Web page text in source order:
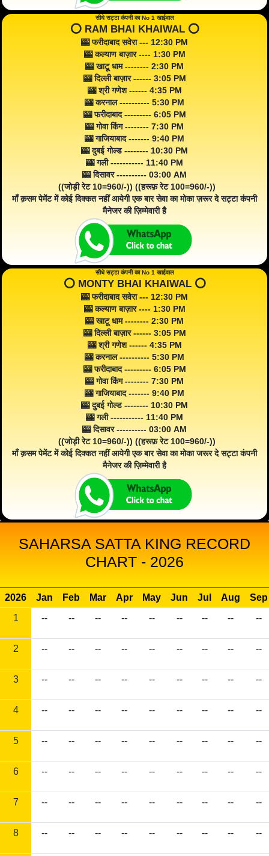
सीधे सट्टा कंपनी का No 1 खाईवाल
⭕️ RAM BHAI KHAIWAL ⭕️
🎰 फरीदाबाद सवेरा --- 12:30 PM
🎰 कल्याण बाज़ार ---- 1:30 PM
🎰 खाटू धाम -------- 2:30 PM
🎰 दिल्ली बाज़ार ------ 3:05 PM
🎰 श्री गणेश ------ 4:35 PM
🎰 करनाल ---------- 5:30 PM
🎰 फरीदाबाद --------- 6:05 PM
🎰 गोवा किंग -------- 7:30 PM
🎰 गाजियाबाद ------- 9:40 PM
🎰 दुबई गोल्ड -------- 10:30 PM
🎰 गली ----------- 11:40 PM
🎰 दिसावर ---------- 03:00 AM
((जोड़ी रेट 10=960/-)) ((हरूफ़ रेट 100=960/-))
माँ क़सम पेमेंट में कोई दिक्कत नहीं आयेगी एक बार सेवा का मोका ज़रूर दे सट्टा कंपनी
मैनेजर की ज़िम्मेवारी है
सीधे सट्टा कंपनी का No 1 खाईवाल
⭕️ MONTY BHAI KHAIWAL ⭕️
🎰 फरीदाबाद सवेरा --- 12:30 PM
🎰 कल्याण बाज़ार ---- 1:30 PM
🎰 खाटू धाम -------- 2:30 PM
🎰 दिल्ली बाज़ार ------ 3:05 PM
🎰 श्री गणेश ------ 4:35 PM
🎰 करनाल ---------- 5:30 PM
🎰 फरीदाबाद --------- 6:05 PM
🎰 गोवा किंग -------- 7:30 PM
🎰 गाजियाबाद ------- 9:40 PM
🎰 दुबई गोल्ड -------- 10:30 PM
🎰 गली ----------- 11:40 PM
🎰 दिसावर ---------- 03:00 AM
((जोड़ी रेट 10=960/-)) ((हरूफ़ रेट 100=960/-))
माँ क़सम पेमेंट में कोई दिक्कत नहीं आयेगी एक बार सेवा का मोका जरूर दे सट्टा कंपनी
मैनेजर की ज़िम्मेवारी है
SAHARSA SATTA KING RECORD
CHART - 2026
2026 Jan Feb Mar Apr May Jun Jul Aug
Sep
1
-- -- -- -- -- -- -- -- --
2 -- -- -- -- -- -- -- -- --
3 -- -- -- -- -- -- -- -- --
4 -- -- -- -- -- -- -- -- --
5 -- -- -- -- -- -- -- -- --
6 -- -- -- -- -- -- -- -- --
7 -- -- -- -- -- -- -- -- --
8 -- -- -- -- -- -- -- -- --